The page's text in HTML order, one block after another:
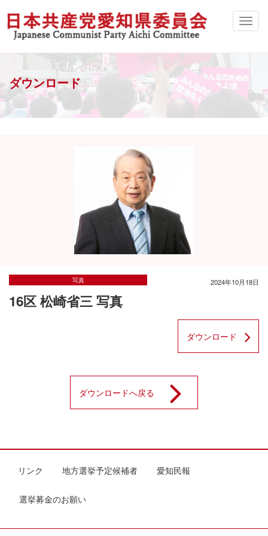
ダウンロード
写真 2024年10月18日
16区 松崎省三 写真
ダウンロード
ダウンロードへ戻る
リンク 地方選挙予定候補者 愛知民報
選挙募金のお願い